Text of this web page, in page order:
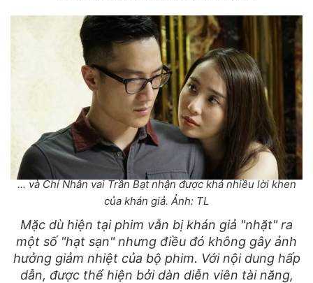
... và Chí Nhân vai Trần Bạt nhận được khá nhiều lời khen
của khán giả. Ảnh: TL
Mặc dù hiện tại phim vẫn bị khán giả "nhặt" ra
một số "hạt sạn" nhưng điều đó không gây ảnh
hưởng giảm nhiệt của bộ phim. Với nội dung hấp
dẫn, được thể hiện bởi dàn diễn viên tài năng,